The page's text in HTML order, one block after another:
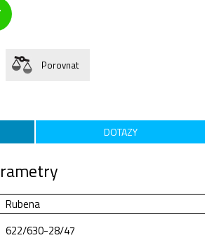
Porovnat
DOTAZY
Rubena
622/630-28/47